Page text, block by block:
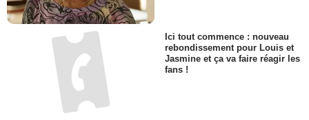
Ici tout commence : nouveau
rebondissement pour Louis et
Jasmine et ça va faire réagir les
fans !